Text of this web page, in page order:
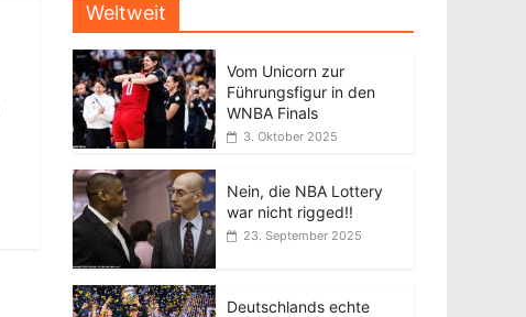
Weltweit
Vom Unicorn zur
Führungsfigur in den
WNBA Finals
3. Oktober 2025
Nein, die NBA Lottery
war nicht rigged!!
23. September 2025
Deutschlands echte